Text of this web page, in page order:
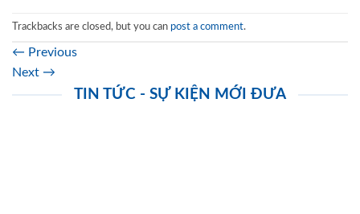
Trackbacks are closed, but you can post a comment.
← Previous
Next →
TIN TỨC - SỰ KIỆN MỚI ĐƯA